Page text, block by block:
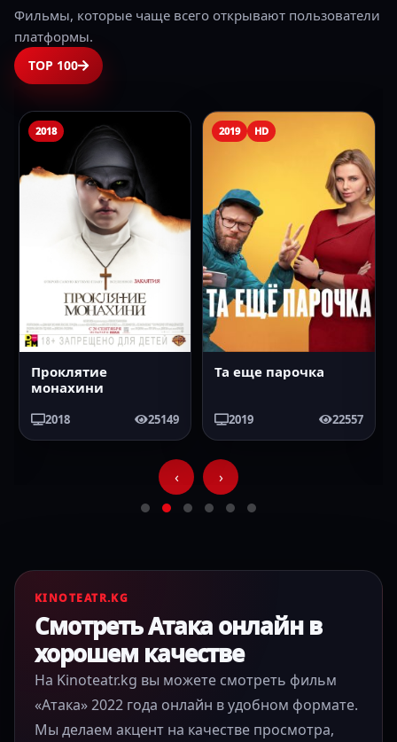
Фильмы, которые чаще всего открывают пользователи
платформы.
TOP 100
2019
Та еще парочка
2019 22557
2005
Гарри Поттер и
Кубок огня
21444
‹ ›
KINOTEATR.KG
Смотреть Атака онлайн в
хорошем качестве
На Kinoteatr.kg вы можете смотреть фильм
«Атака» 2022 года онлайн в удобном формате.
Мы делаем акцент на качестве просмотра,